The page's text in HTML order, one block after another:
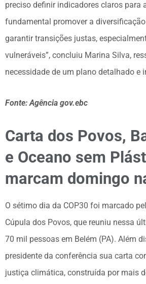
preciso definir indicadores claros para
fundamental promover a
garantir transições justas,
vulneráveis”, concluiu Marina Silva,
necessidade de um plano detalhado e
Fonte: Agência gov.ebc
Carta dos Povos,
e Oceano sem
marcam domingo
O sétimo dia da COP30 foi marcado
Cúpula dos Povos, que reuniu nessa
70 mil pessoas em Belém (PA). Além
presidente da conferência sua carta
justiça climática, construída por mais